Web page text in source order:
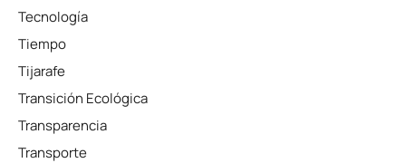
Tecnología
Tiempo
Tijarafe
Transición Ecológica
Transparencia
Transporte